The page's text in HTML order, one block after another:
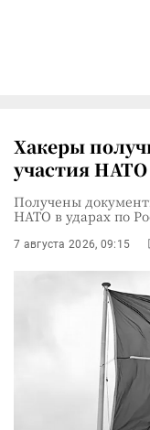
Хакеры
участия НАТО
Получены
НАТО в ударах по
7 августа 2026, 09:15